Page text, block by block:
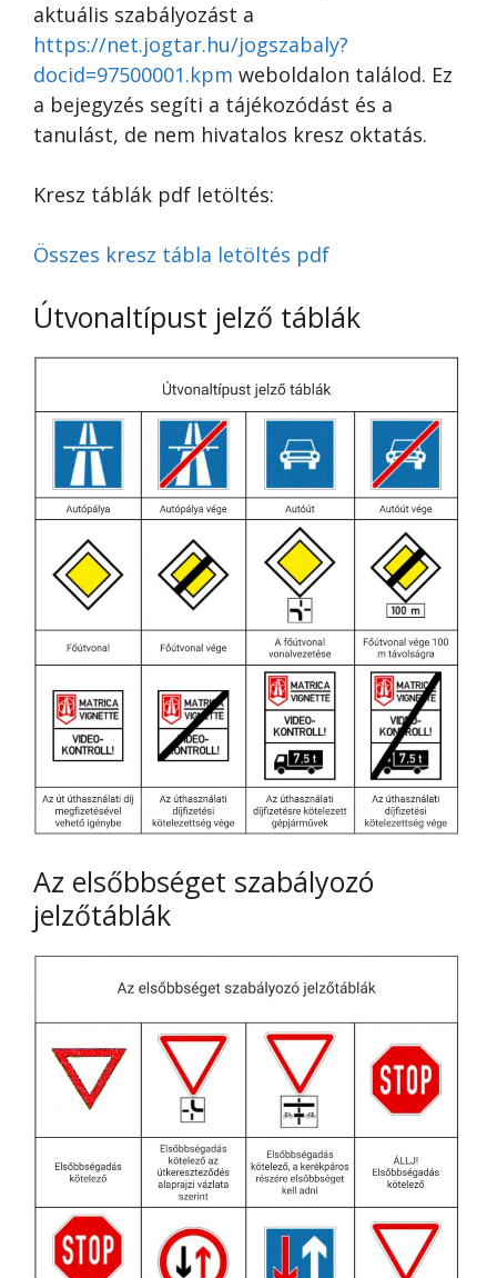
aktuális szabályozást a
https://net.jogtar.hu/jogszabaly?
docid=97500001.kpm weboldalon találod. Ez
a bejegyzés segíti a tájékozódást és a
tanulást, de nem hivatalos kresz oktatás.
Kresz táblák pdf letöltés:
Összes kresz tábla letöltés pdf
Útvonaltípust jelző táblák
Az elsőbbséget szabályozó
jelzőtáblák